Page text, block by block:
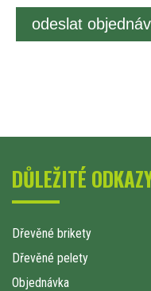
odeslat
DŮLEŽITÉ
Dřevěné brikety
Dřevěné pelety
Objednávka